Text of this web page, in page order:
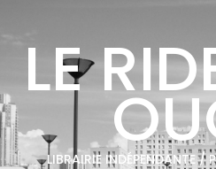
contentLE
LIBRAIRIE INDÉPENDANTE /